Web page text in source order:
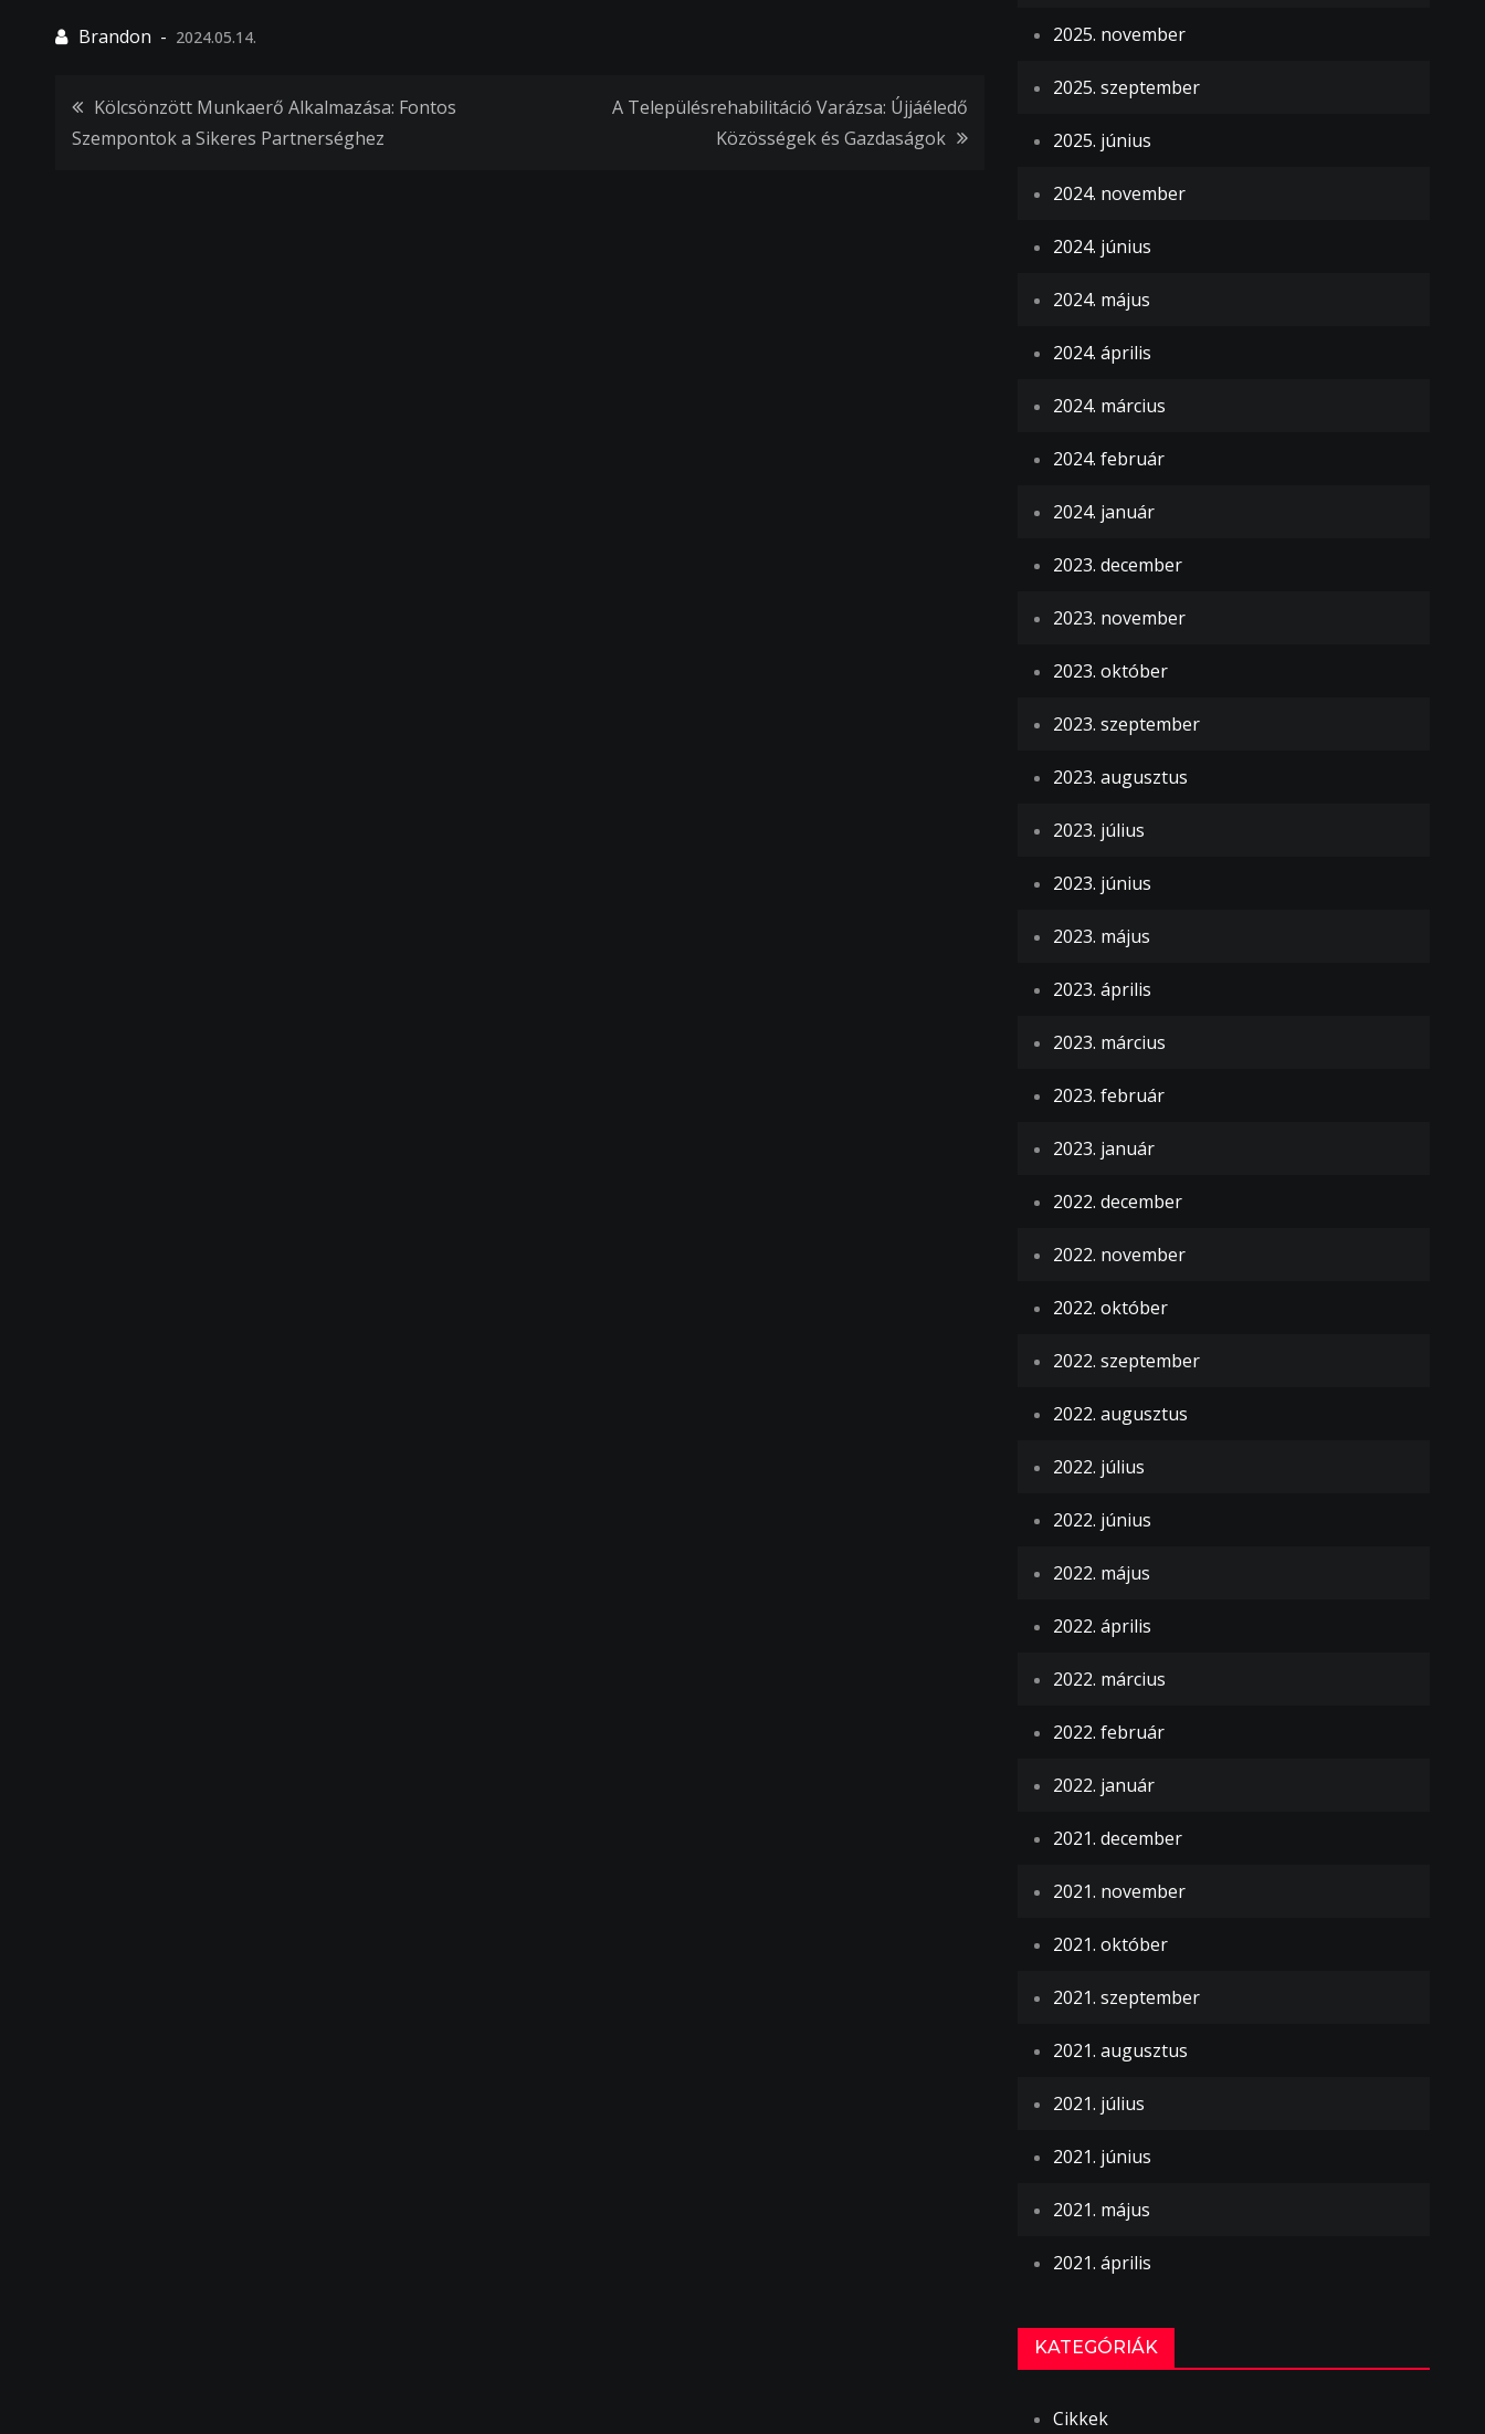
2024.05.14.
Bejegyzés
Kölcsönzött Munkaerő Alkalmazása: Fontos
Szempontok a Sikeres Partnerséghez
A Településrehabilitáció Varázsa: Újjáéledő
Közösségek és Gazdaságok
2025. november
2025. szeptember
2025. június
2024. november
2024. június
2024. május
2024. április
2024. március
2024. február
2024. január
2023. december
2023. november
2023. október
2023. szeptember
2023. augusztus
2023. július
2023. június
2023. május
2023. április
2023. március
2023. február
2023. január
2022. december
2022. november
2022. október
2022. szeptember
2022. augusztus
2022. július
2022. június
2022. május
2022. április
2022. március
2022. február
2022. január
2021. december
2021. november
2021. október
2021. szeptember
2021. augusztus
2021. július
2021. június
2021. május
2021. április
KATEGÓRIÁK
Cikkek